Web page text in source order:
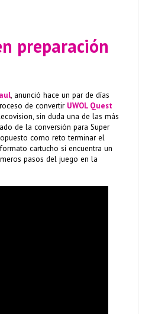
preparación
, anunció hace un par de días
de convertir UWOL Quest
sin duda una de las más
de la conversión para Super
como reto terminar el
cartucho si encuentra un
pasos del juego en la